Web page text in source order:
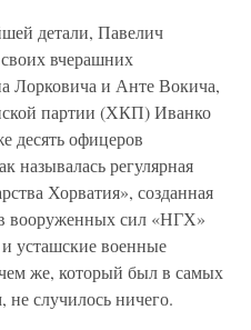
детали, Павелич
вчерашних
Лорковича и Анте Вокича,
партии (ХКП) Иванко
десять офицеров
называлась регулярная
Хорватия», созданная
вооруженных сил «НГХ»
усташские военные
же, который был в самых
случилось ничего.